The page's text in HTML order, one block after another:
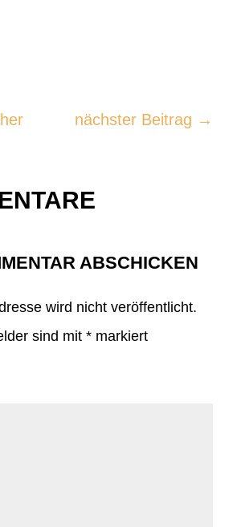
nächster Beitrag →
ABSCHICKEN
wird nicht veröffentlicht.
sind mit * markiert